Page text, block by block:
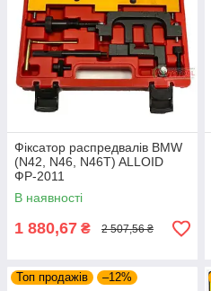
Фіксатор распредвалів BMW
(N42, N46, N46T) ALLOID
ФР-2011
В наявності
1 880,67 ₴ 2 507,56 ₴
Топ продажів –12%